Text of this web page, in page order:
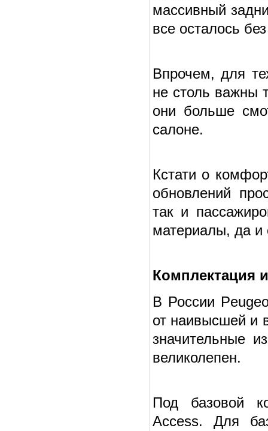
массивный
все осталось
Впрочем, для
не столь важны
они больше
салоне.
Кстати о
обновлений
так и
материалы, да и
Комплектация
В России
от наивысшей и
значительные
великолепен.
Под базовой
Access. Для